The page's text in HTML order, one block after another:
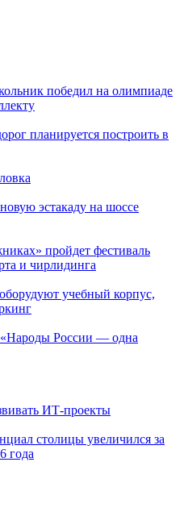
победил на олимпиаде
планируется построить в
эстакаду на шоссе
пройдет фестиваль
и чирлидинга
учебный корпус,
«Народы России — одна
ИТ-проекты
столицы увеличился за
года